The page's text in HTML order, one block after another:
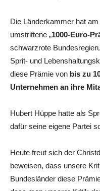
Die Länderkammer hat
umstrittene „1000-Euro-
schwarzrote
Sprit- und
diese Prämie von bis zu
Unternehmen an ihre
Hubert Hüppe hatte als
dafür seine eigene Partei
Heute freut sich der
beweisen, dass unsere
Bundesländer diese